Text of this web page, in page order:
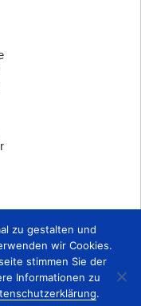
zu gestalten und
wir Cookies.
stimmen Sie der
Informationen zu
.